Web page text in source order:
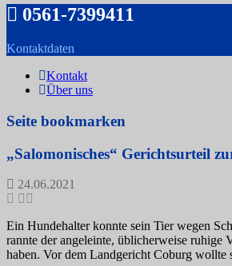
0561-7399411
Kontaktdaten
Kontakt
Über uns
Seite bookmarken
„Salomonisches“ Gerichtsurteil
24.06.2021
Ein Hundehalter konnte sein Tier wegen
rannte der angeleinte, üblicherweise ruhige
haben. Vor dem Landgericht Coburg wollte